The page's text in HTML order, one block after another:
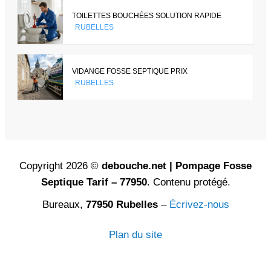
TOILETTES BOUCHÉES SOLUTION RAPIDE
RUBELLES
VIDANGE FOSSE SEPTIQUE PRIX
RUBELLES
Copyright 2026 © debouche.net | Pompage Fosse
Septique Tarif – 77950. Contenu protégé.
Bureaux, 77950 Rubelles– Écrivez-nous
Plan du site